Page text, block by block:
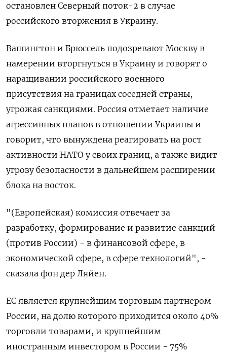
остановлен Северный поток-2 в случае
российского вторжения в Украину.
Вашингтон и Брюссель подозревают Москву в
намерении вторгнуться в Украину и говорят о
наращивании российского военного
присутствия на границах соседней страны,
угрожая санкциями. Россия отметает наличие
агрессивных планов в отношении Украины и
говорит, что вынуждена реагировать на рост
активности НАТО у своих границ, а также видит
угрозу безопасности в дальнейшем расширении
блока на восток.
"(Европейская) комиссия отвечает за
разработку, формирование и развитие санкций
(против России) - в финансовой сфере, в
экономической сфере, в сфере технологий", -
сказала фон дер Ляйен.
ЕС является крупнейшим торговым партнером
России, на долю которого приходится около 40%
торговли товарами, и крупнейшим
иностранным инвестором в России - 75%